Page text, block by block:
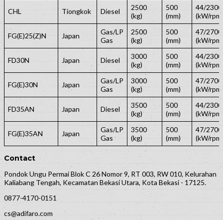
CHL Tiongkok Diesel
2500
(kg)
500
(mm)
44/2300
(kW/rpm)
FG(E)25(Z)N Japan
Gas/LP
Gas
2500
(kg)
500
(mm)
47/2700
(kW/rpm)
FD30N Japan Diesel
3000
(kg)
500
(mm)
44/2300
(kW/rpm)
FG(E)30N Japan
Gas/LP
Gas
3000
(kg)
500
(mm)
47/2700
(kW/rpm)
FD35AN Japan Diesel
3500
(kg)
500
(mm)
44/2300
(kW/rpm)
FG(E)35AN Japan
Gas/LP
Gas
3500
(kg)
500
(mm)
47/2700
(kW/rpm)
Contact
Pondok Ungu Permai Blok C 26 Nomor 9, RT 003, RW 010, Kelurahan
Kaliabang Tengah, Kecamatan Bekasi Utara, Kota Bekasi - 17125.
0877-4170-0151
cs@adifaro.com